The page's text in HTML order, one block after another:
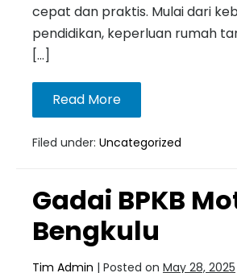
cepat dan praktis. Mulai dari
pendidikan, keperluan rumah
[…]
Read More
Filed under: Uncategorized
Gadai BPKB
Bengkulu
Tim Admin | Posted on May 28, 2025